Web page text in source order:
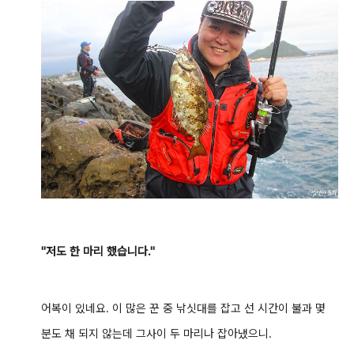
"저도 한 마리 했습니다."
어복이 있네요. 이 많은 꾼 중 낚싯대를 잡고 선 시간이 불과 몇
분도 채 되지 않는데 그사이 두 마리나 잡아냈으니.